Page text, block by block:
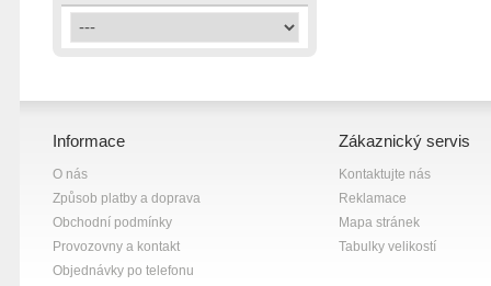
šedá
Informace
O nás
Způsob platby a doprava
Obchodní podmínky
Provozovny a kontakt
Objednávky po telefonu
Zákaznický servis
Kontaktujte nás
Reklamace
Mapa stránek
Tabulky velikostí